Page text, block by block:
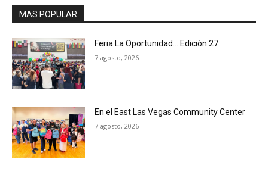
MAS POPULAR
Feria La Oportunidad… Edición 27
7 agosto, 2026
En el East Las Vegas Community Center
7 agosto, 2026